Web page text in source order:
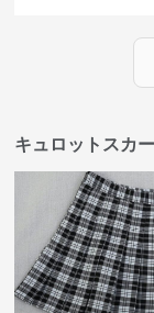
キュロットスカ